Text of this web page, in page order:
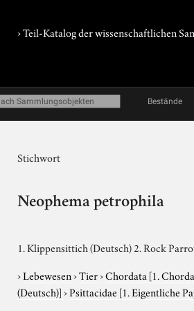
› Teil-Katalog der wissenschaftlichen
Bestände
Stichwort
Neophema petrophila
1. Klippensittich (Deutsch) 2. Rock
›Lebewesen›Tier›Chordata [1.
(Deutsch)]›Psittacidae [1. Eigentliche